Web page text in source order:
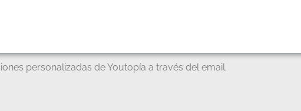
personalizadas de Youtopía a través del email.